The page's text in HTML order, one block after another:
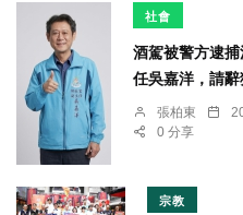
社會
酒駕被警方逮
任吳嘉洋，請辭
張柏東
0 分享
宗教